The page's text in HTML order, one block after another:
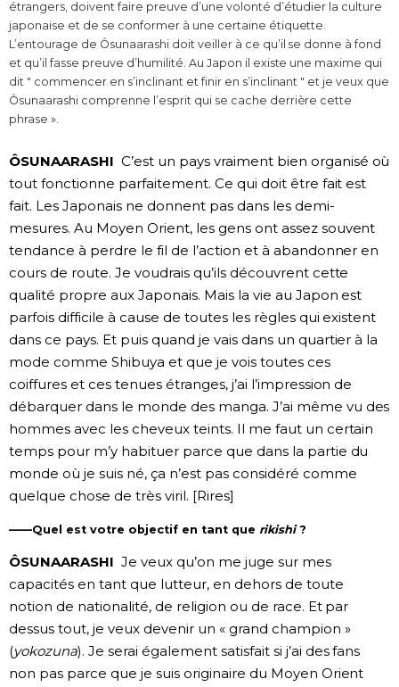
étrangers, doivent faire preuve d’une volonté d’étudier la culture
japonaise et de se conformer à une certaine étiquette.
L’entourage de Ôsunaarashi doit veiller à ce qu’il se donne à fond
et qu’il fasse preuve d’humilité. Au Japon il existe une maxime qui
dit " commencer en s’inclinant et finir en s’inclinant " et je veux que
Ôsunaarashi comprenne l’esprit qui se cache derrière cette
phrase ».
ÔSUNAARASHI C’est un pays vraiment bien organisé où
tout fonctionne parfaitement. Ce qui doit être fait est
fait. Les Japonais ne donnent pas dans les demi-
mesures. Au Moyen Orient, les gens ont assez souvent
tendance à perdre le fil de l’action et à abandonner en
cours de route. Je voudrais qu’ils découvrent cette
qualité propre aux Japonais. Mais la vie au Japon est
parfois difficile à cause de toutes les règles qui existent
dans ce pays. Et puis quand je vais dans un quartier à la
mode comme Shibuya et que je vois toutes ces
coiffures et ces tenues étranges, j’ai l’impression de
débarquer dans le monde des manga. J’ai même vu des
hommes avec les cheveux teints. Il me faut un certain
temps pour m’y habituer parce que dans la partie du
monde où je suis né, ça n’est pas considéré comme
quelque chose de très viril. [Rires]
——Quel est votre objectif en tant que rikishi?
ÔSUNAARASHI Je veux qu’on me juge sur mes
capacités en tant que lutteur, en dehors de toute
notion de nationalité, de religion ou de race. Et par
dessus tout, je veux devenir un « grand champion »
(yokozuna). Je serai également satisfait si j’ai des fans
non pas parce que je suis originaire du Moyen Orient